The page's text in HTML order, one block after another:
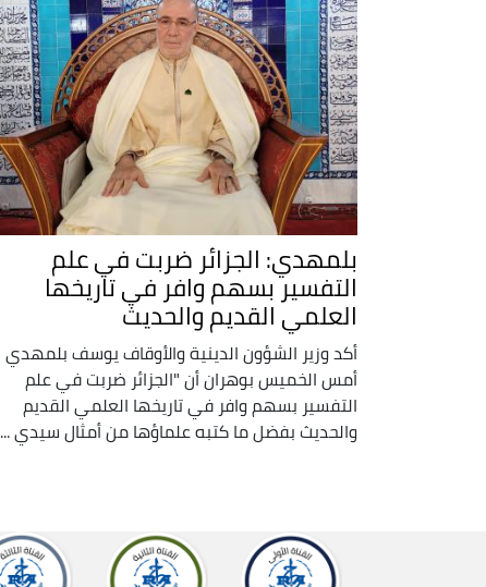
بلمهدي: الجزائر ضربت في علم
التفسير بسهم وافر في تاريخها
العلمي القديم والحديث
أكد وزير الشؤون الدينية والأوقاف يوسف بلمهدي
أمس الخميس بوهران أن "الجزائر ضربت في علم
التفسير بسهم وافر في تاريخها العلمي القديم
والحديث بفضل ما كتبه علماؤها من أمثال سيدي ...